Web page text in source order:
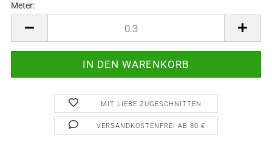
Meter:
MIT LIEBE ZUGESCHNITTEN
VERSANDKOSTENFREI AB 80 €